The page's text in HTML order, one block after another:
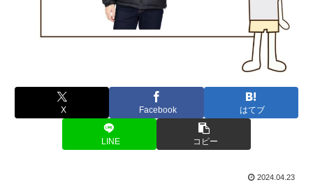
X Facebook はてブ
LINE コピー
2024.04.23